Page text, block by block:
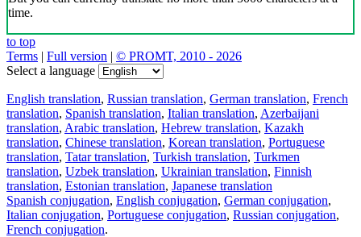
time.
to top
Terms | Full version | © PROMT, 2010 - 2026
Select a language
English translation, Russian translation, German translation, French
translation, Spanish translation, Italian translation, Azerbaijani
translation, Arabic translation, Hebrew translation, Kazakh
translation, Chinese translation, Korean translation, Portuguese
translation, Tatar translation, Turkish translation, Turkmen
translation, Uzbek translation, Ukrainian translation, Finnish
translation, Estonian translation, Japanese translation
Spanish conjugation, English conjugation, German conjugation,
Italian conjugation, Portuguese conjugation, Russian conjugation,
French conjugation.